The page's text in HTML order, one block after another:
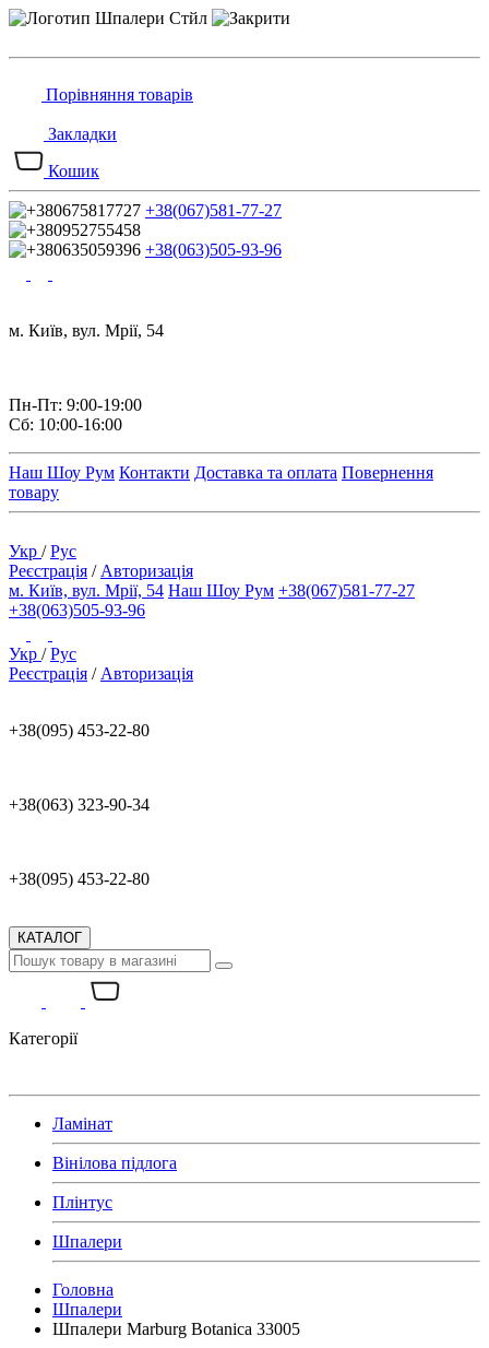
Порівняння товарів
Закладки
Кошик
+38(067)581-77-27
+38(063)505-93-96
м. Київ, вул. Мрії, 54
Пн-Пт: 9:00-19:00
Сб: 10:00-16:00
Наш Шоу Рум Контакти Доставка та оплата Повернення
товару
Укр /Рус
Реєстрація / Авторизація
м. Київ, вул. Мрії, 54 Наш Шоу Рум +38(067)581-77-27
+38(063)505-93-96
Укр /Рус
Реєстрація / Авторизація
+38(095) 453-22-80
+38(063) 323-90-34
+38(095) 453-22-80
КАТАЛОГ
Категорії
Ламінат
Вінілова підлога
Плінтус
Шпалери
Головна
Шпалери
Шпалери Marburg Botanica 33005